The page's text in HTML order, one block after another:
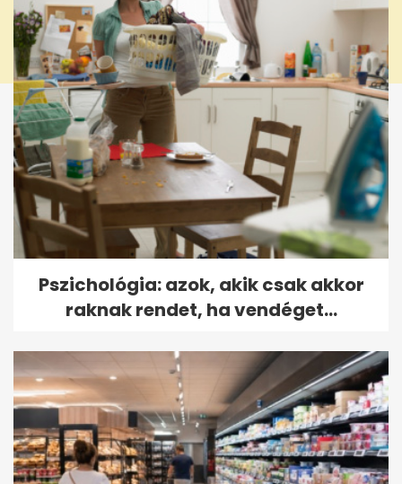
Pszichológia: azok, akik csak akkor
raknak rendet, ha vendéget...